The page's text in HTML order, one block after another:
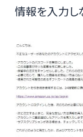
情報を入力し